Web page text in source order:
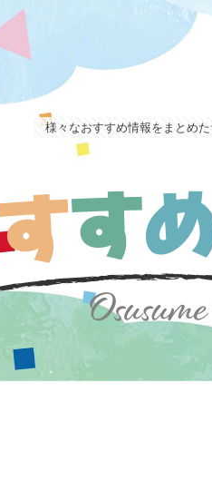
様々なおすすめ情報をまとめた